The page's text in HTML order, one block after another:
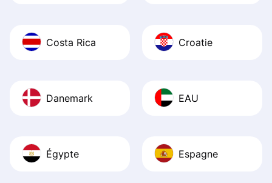
Costa Rica Croatie
Danemark EAU
Égypte Espagne